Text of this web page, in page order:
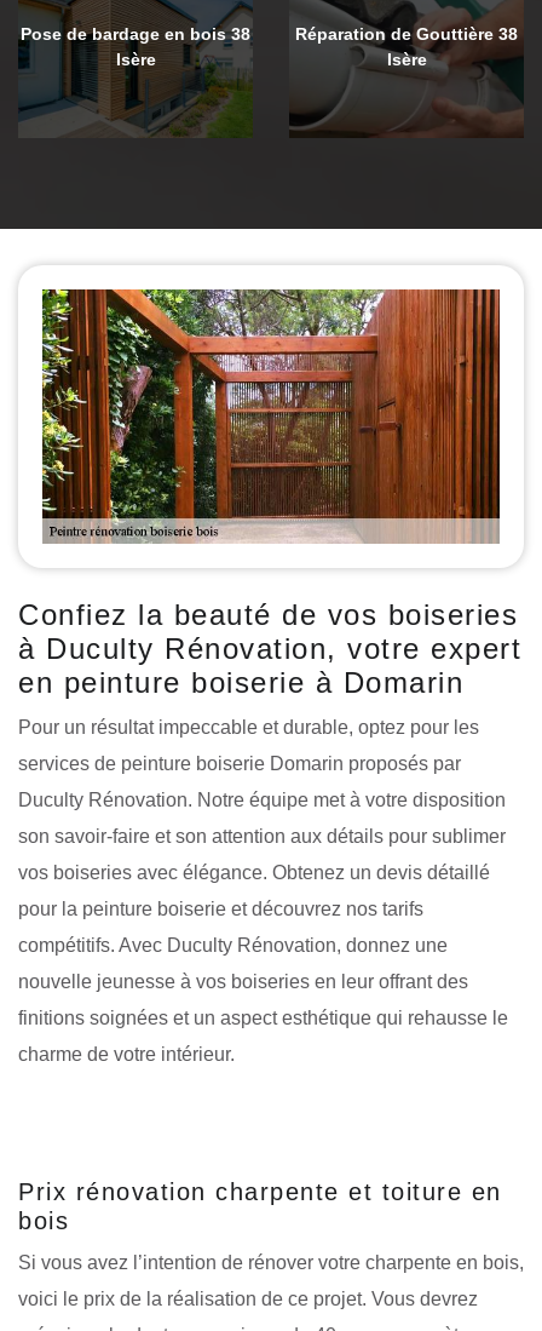
Pose de bardage en bois 38
Isère
Réparation de Gouttière 38
Isère
Confiez la beauté de vos boiseries
à Duculty Rénovation, votre expert
en peinture boiserie à Domarin
Pour un résultat impeccable et durable, optez pour les
services de peinture boiserie Domarin proposés par
Duculty Rénovation. Notre équipe met à votre disposition
son savoir-faire et son attention aux détails pour sublimer
vos boiseries avec élégance. Obtenez un devis détaillé
pour la peinture boiserie et découvrez nos tarifs
compétitifs. Avec Duculty Rénovation, donnez une
nouvelle jeunesse à vos boiseries en leur offrant des
finitions soignées et un aspect esthétique qui rehausse le
charme de votre intérieur.
Prix rénovation charpente et toiture en
bois
Si vous avez l’intention de rénover votre charpente en bois,
voici le prix de la réalisation de ce projet. Vous devrez